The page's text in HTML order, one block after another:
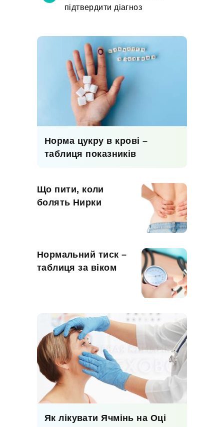
підтвердити діагноз
Норма цукру в крові –
таблиця показників
Що пити, коли
болять Нирки
Нормальний тиск –
таблиця за віком
Як лікувати Ячмінь на Оці